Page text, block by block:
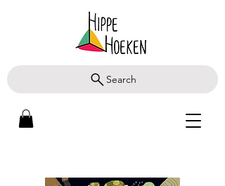
Search